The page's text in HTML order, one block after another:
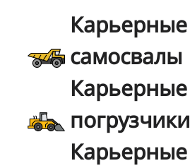
Карьерные
самосвалы
Карьерные
погрузчики
Карьерные